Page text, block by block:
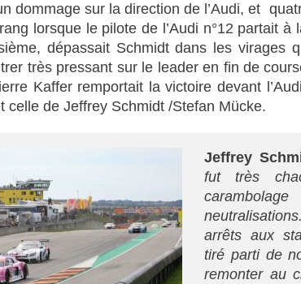
dommage sur la direction de l’Audi, et
lorsque le pilote de l’Audi n°12 partait à
dépassait Schmidt dans les virages
très pressant sur le leader en fin de
Kaffer remportait la victoire devant
celle de Jeffrey Schmidt /Stefan Mücke.
Jeffrey
fut très
arrêts aux
tiré parti de
remonter au